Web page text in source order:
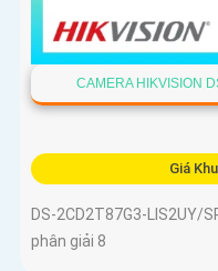
CAMERA HIKVISION
Giá
DS-2CD2T87G3-LIS2UY/
phân giải 8